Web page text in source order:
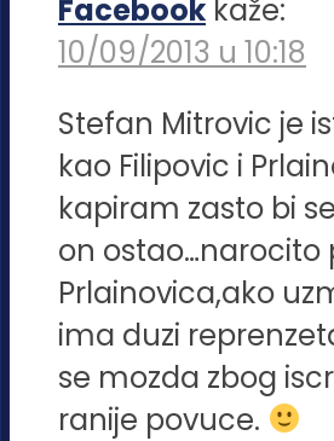
Facebook kaže:
10/09/2013 u 10:18
Stefan Mitrovic je
kao Filipovic i
kapiram zasto bi
on ostao…narocito
Prlainovica,ako
ima duzi
se mozda zbog
ranije povuce.